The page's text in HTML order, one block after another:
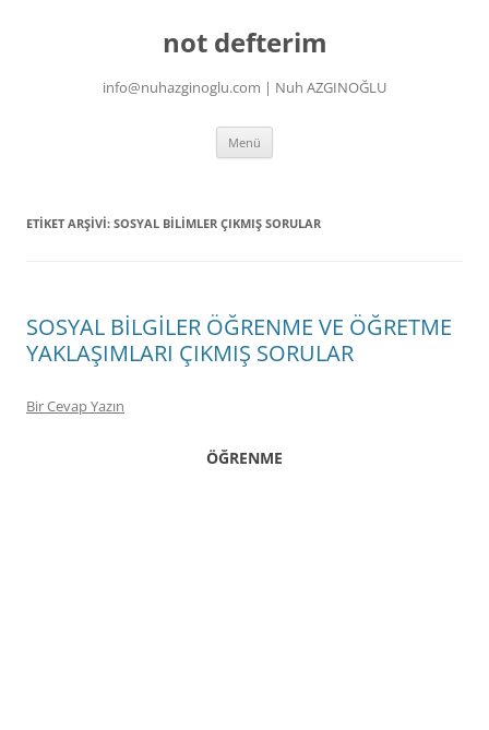
not defterim
info@nuhazginoglu.com | Nuh AZGINOĞLU
Menü
ETIKET ARŞIVI: SOSYAL BILIMLER ÇIKMIŞ SORULAR
SOSYAL BİLGİLER ÖĞRENME VE ÖĞRETME
YAKLAŞIMLARI ÇIKMIŞ SORULAR
Bir Cevap Yazın
ÖĞRENME